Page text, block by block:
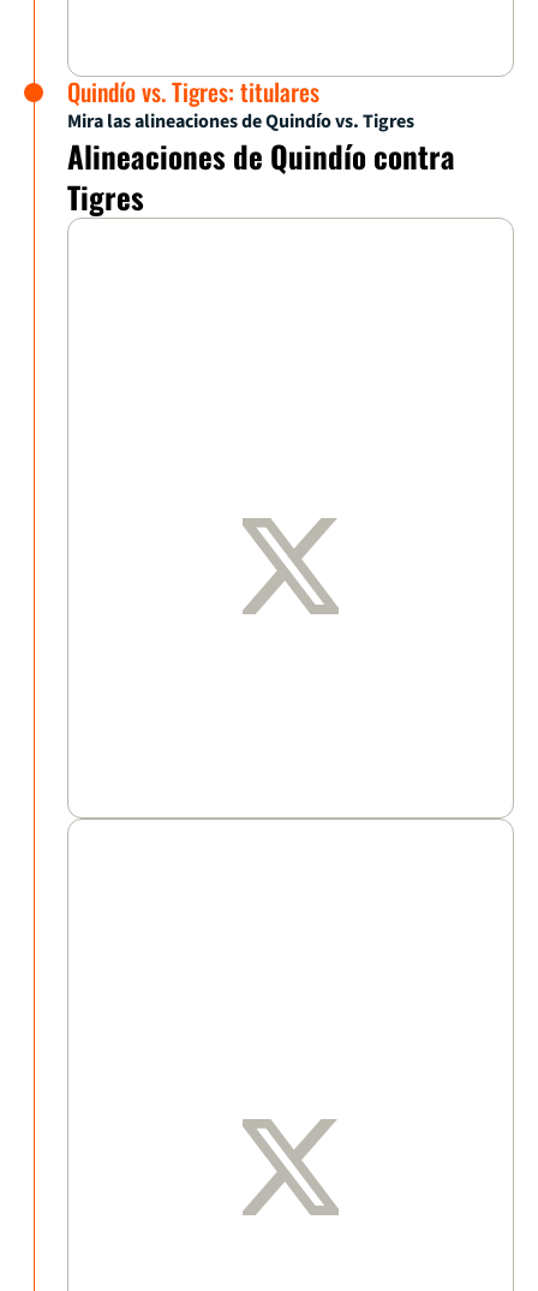
Quindío vs. Tigres: titulares
Mira las alineaciones de Quindío vs. Tigres
Alineaciones de Quindío contra
Tigres